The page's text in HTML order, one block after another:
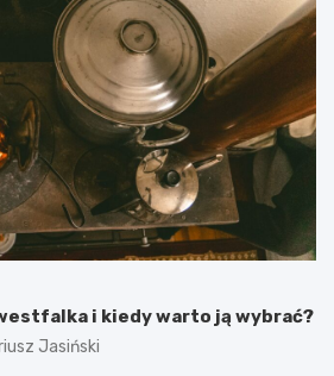
i kiedy warto ją wybrać?
Jasiński